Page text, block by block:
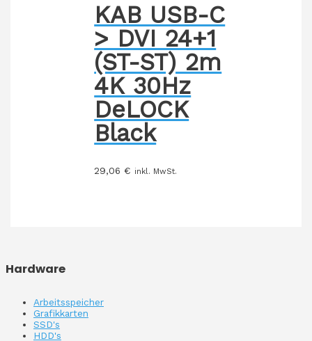
KAB USB-C
> DVI 24+1
(ST-ST) 2m
4K 30Hz
DeLOCK
Black
29,06€ inkl. MwSt.
Hardware
Arbeitsspeicher
Grafikkarten
SSD's
HDD's